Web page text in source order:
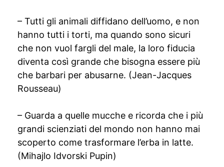
– Tutti gli animali diffidano dell’uomo, e non
hanno tutti i torti, ma quando sono sicuri
che non vuol fargli del male, la loro fiducia
diventa così grande che bisogna essere più
che barbari per abusarne. (Jean-Jacques
Rousseau)
– Guarda a quelle mucche e ricorda che i più
grandi scienziati del mondo non hanno mai
scoperto come trasformare l’erba in latte.
(Mihajlo Idvorski Pupin)